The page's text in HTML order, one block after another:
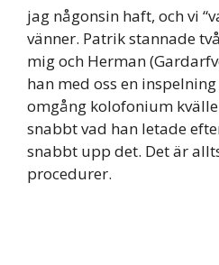
jag någonsin haft, och vi
vänner. Patrik stannade
mig och Herman
han med oss en
omgång kolofonium
snabbt vad han letade
snabbt upp det. Det är
procedurer.